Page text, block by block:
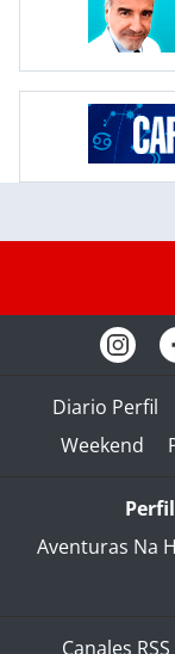
Diario Perfil
Weekend
Aventuras Na
Canales RSS